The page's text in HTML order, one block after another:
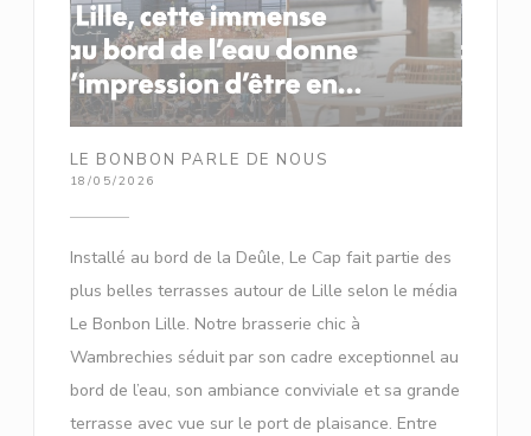
LE BONBON PARLE DE NOUS
18/05/2026
Installé au bord de la Deûle, Le Cap fait partie des
plus belles terrasses autour de Lille selon le média
Le Bonbon Lille. Notre brasserie chic à
Wambrechies séduit par son cadre exceptionnel au
bord de l’eau, son ambiance conviviale et sa grande
terrasse avec vue sur le port de plaisance. Entre